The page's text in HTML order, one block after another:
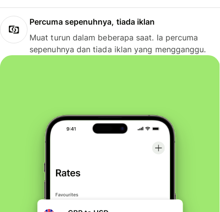
Percuma sepenuhnya, tiada iklan
Muat turun dalam beberapa saat. Ia percuma
sepenuhnya dan tiada iklan yang mengganggu.